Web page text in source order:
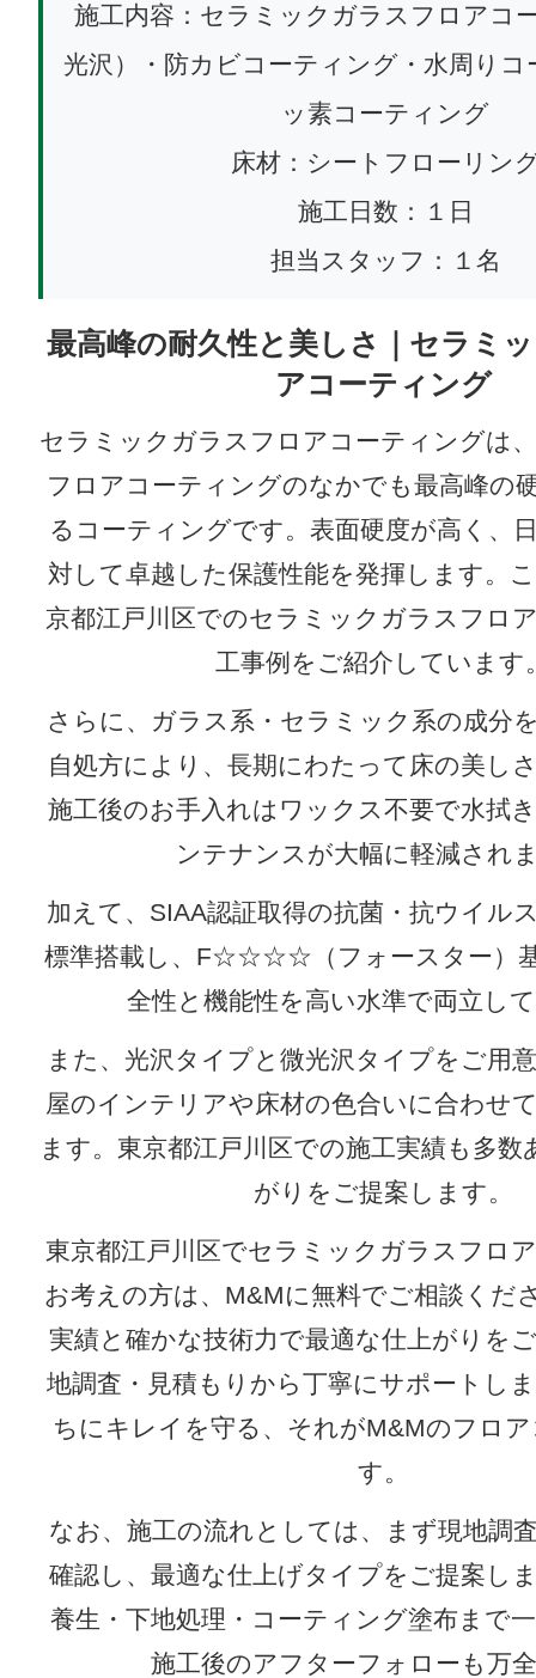
施工内容：セラミックガラスフロアコ
光沢）・防カビコーティング・水周り
ッ素コーティング
床材：シートフローリン
施工日数：１日
担当スタッフ：１名
最高峰の耐久性と美しさ｜セラミ
アコーティング
セラミックガラスフロアコーティングは
フロアコーティングのなかでも最高峰の
るコーティングです。表面硬度が高く、
対して卓越した保護性能を発揮します。
京都江戸川区でのセラミックガラスフロ
工事例をご紹介しています
さらに、ガラス系・セラミック系の成分
自処方により、長期にわたって床の美し
施工後のお手入れはワックス不要で水拭
ンテナンスが大幅に軽減され
加えて、SIAA認証取得の抗菌・抗ウイル
標準搭載し、F☆☆☆☆（フォースター）
全性と機能性を高い水準で両立し
また、光沢タイプと微光沢タイプをご用
屋のインテリアや床材の色合いに合わせ
ます。東京都江戸川区での施工実績も多数
がりをご提案します。
東京都江戸川区でセラミックガラスフロ
お考えの方は、M&Mに無料でご相談くだ
実績と確かな技術力で最適な仕上がりを
地調査・見積もりから丁寧にサポートし
ちにキレイを守る、それがM&Mのフロ
す。
なお、施工の流れとしては、まず現地調
確認し、最適な仕上げタイプをご提案し
養生・下地処理・コーティング塗布まで
施工後のアフターフォローも万